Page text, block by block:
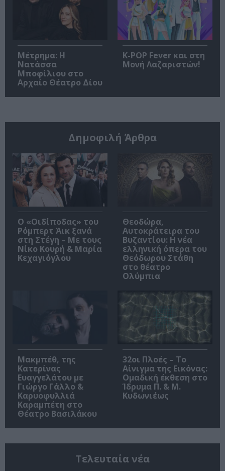
Μέτρημα: Η
Νατάσσα
Μποφίλιου στο
Αρχαίο Θέατρο Δίου
K-POP Fever και στη
Μονή Λαζαριστών!
Δημοφιλή Άρθρα
O «Οιδίποδας» του
Ρόμπερτ Άικ ξανά
στη Στέγη – Με τους
Νίκο Κουρή & Μαρία
Κεχαγιόγλου
Θεοδώρα,
Αυτοκράτειρα του
Βυζαντίου: Η νέα
ελληνική όπερα του
Θεόδωρου Στάθη
στο θέατρο
Ολύμπια
Μακμπέθ, της
Κατερίνας
Ευαγγελάτου με
Γιώργο Γάλλο &
Καρυοφυλλιά
Καραμπέτη στο
Θέατρο Βασιλάκου
32οι Πλοές – Το
Αίνιγμα της Εικόνας:
Ομαδική έκθεση στο
Ίδρυμα Π. & Μ.
Κυδωνιέως
Τελευταία νέα